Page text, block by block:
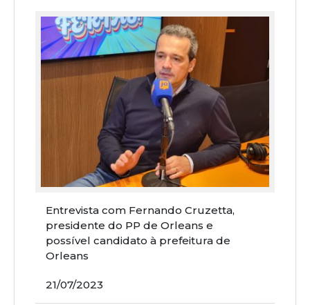
Entrevista com Fernando Cruzetta,
presidente do PP de Orleans e
possível candidato à prefeitura de
Orleans
21/07/2023